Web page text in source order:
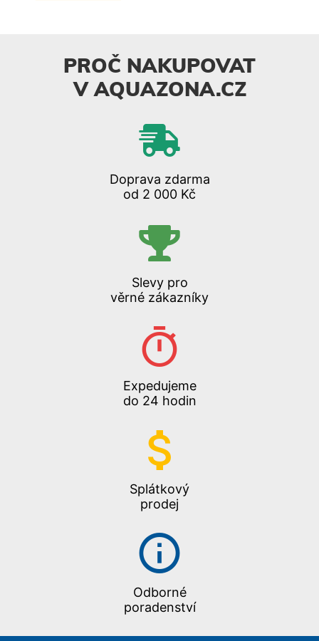
PROČ NAKUPOVAT
V AQUAZONA.CZ
Doprava zdarma
od 2 000 Kč
Slevy pro
věrné zákazníky
Expedujeme
do 24 hodin
Splátkový
prodej
Odborné
poradenství